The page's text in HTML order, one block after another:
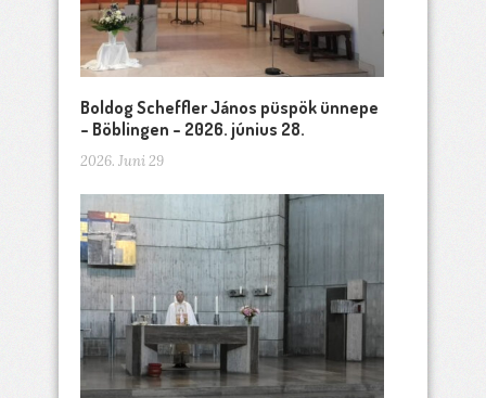
Boldog Scheffler János püspök ünnepe
– Böblingen – 2026. június 28.
2026. Juni 29